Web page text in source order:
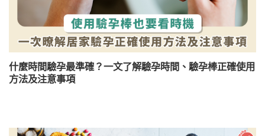
什麼時間驗孕最準確？一文了解驗孕時間、驗孕棒正確使用
方法及注意事項